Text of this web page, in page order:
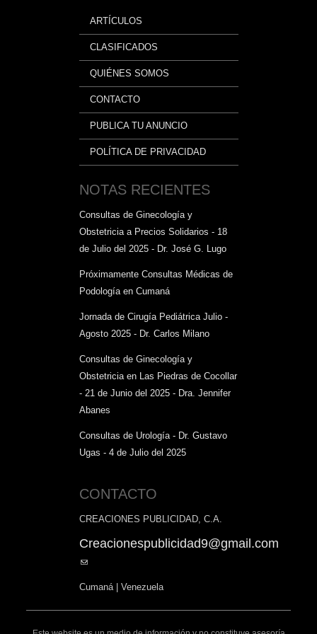
ARTÍCULOS
CLASIFICADOS
QUIÉNES SOMOS
CONTACTO
PUBLICA TU ANUNCIO
POLÍTICA DE PRIVACIDAD
NOTAS RECIENTES
Consultas de Ginecología y
Obstetricia a Precios Solidarios - 18
de Julio del 2025 - Dr. José G. Lugo
Próximamente Consultas Médicas de
Podología en Cumaná
Jornada de Cirugía Pediátrica Julio -
Agosto 2025 - Dr. Carlos Milano
Consultas de Ginecología y
Obstetricia en Las Piedras de Cocollar
- 21 de Junio del 2025 - Dra. Jennifer
Abanes
Consultas de Urología - Dr. Gustavo
Ugas - 4 de Julio del 2025
CONTACTO
CREACIONES PUBLICIDAD, C.A.
Creacionespublicidad9@gmail.com
(link
mail)
Cumaná | Venezuela